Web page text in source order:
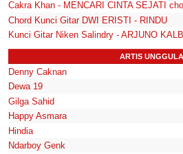
Cakra Khan - MENCARI CINTA SEJATI
Chord Kunci Gitar DWI ERISTI - RINDU
Kunci Gitar Niken Salindry - ARJUNO
ARTIS
Denny Caknan
Dewa 19
Gilga Sahid
Happy Asmara
Hindia
Ndarboy Genk